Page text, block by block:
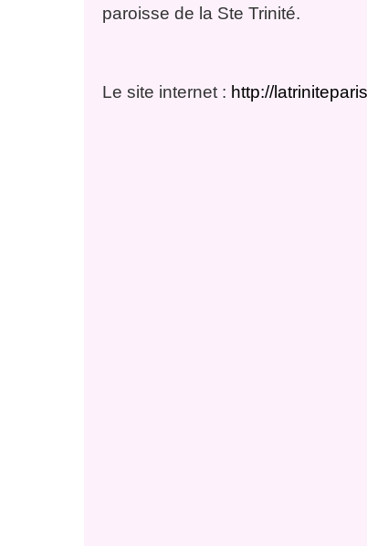
paroisse de la Ste Trinité.
Le site internet : http://